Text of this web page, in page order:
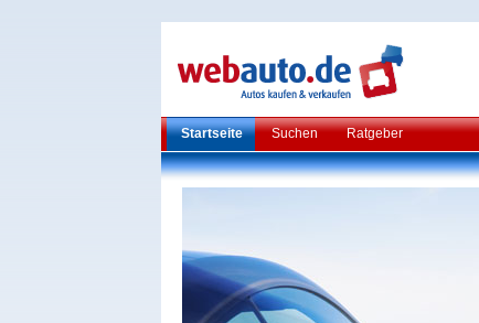
Startseite Suchen Ratgeber